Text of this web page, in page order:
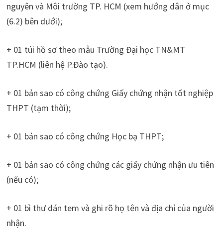
nguyên và Môi trường TP. HCM (xem hướng dân ở mục
(6.2) bên dưới);
+ 01 túi hồ sơ theo mẫu Trường Đại học TN&MT
TP.HCM (liên hệ P.Đào tạo).
+ 01 bản sao có công chứng Giấy chứng nhận tốt nghiệp
THPT (tạm thời);
+ 01 bản sao có công chứng Học bạ THPT;
+ 01 bản sao có công chứng các giấy chứng nhận ưu tiên
(nếu có);
+ 01 bì thư dán tem và ghi rõ họ tên và địa chỉ của người
nhận.